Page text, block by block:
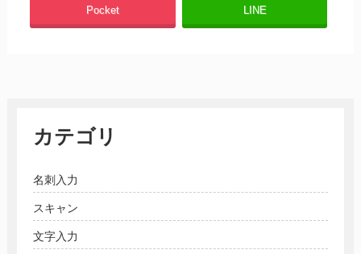
Pocket LINE
カテゴリ
名刺入力
スキャン
文字入力